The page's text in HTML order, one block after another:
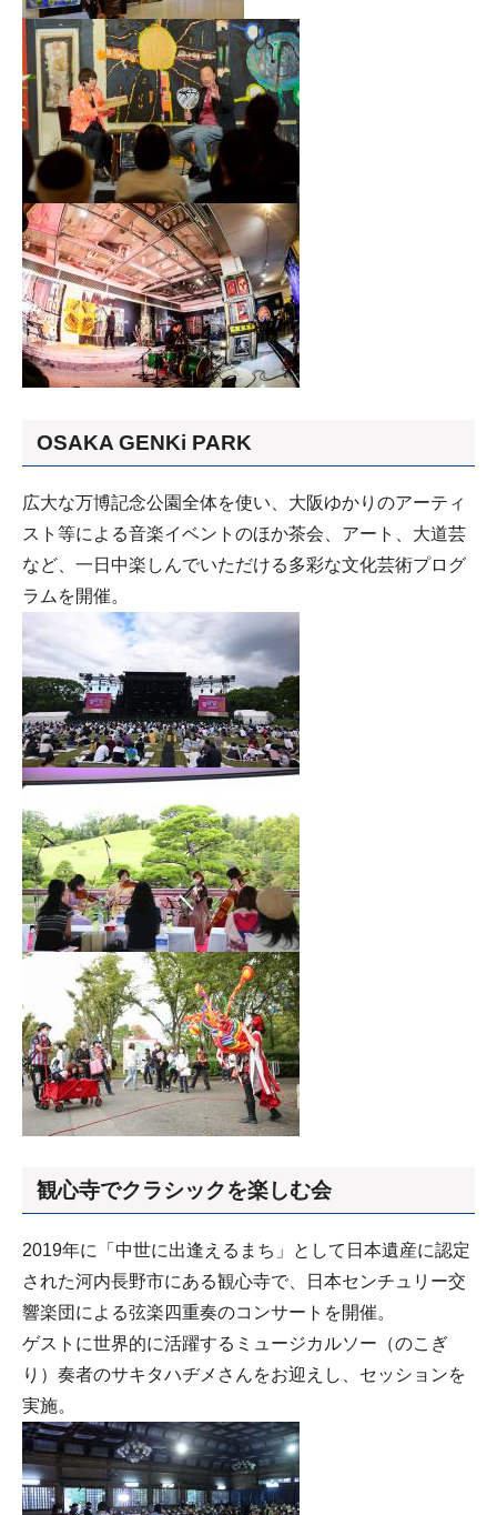
OSAKA GENKi PARK
広大な万博記念公園全体を使い、大阪ゆかりのアーティ
スト等による音楽イベントのほか茶会、アート、大道芸
など、一日中楽しんでいただける多彩な文化芸術プログ
ラムを開催。
観心寺でクラシックを楽しむ会
2019年に「中世に出逢えるまち」として日本遺産に認定
された河内長野市にある観心寺で、日本センチュリー交
響楽団による弦楽四重奏のコンサートを開催。
ゲストに世界的に活躍するミュージカルソー（のこぎ
り）奏者のサキタハヂメさんをお迎えし、セッションを
実施。